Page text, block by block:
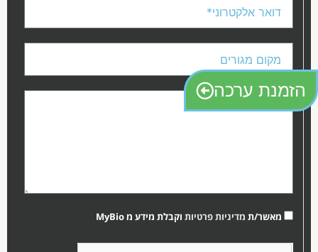
הזמנת ערכה
מאשר/ת מדיניות פרטיות וקבלת מידע מ MyBio